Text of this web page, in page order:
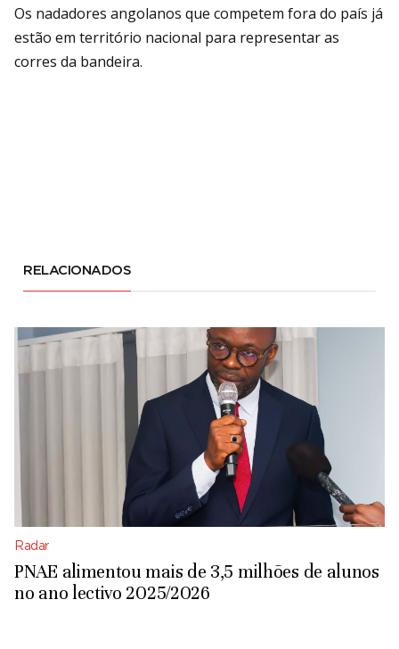
Os nadadores angolanos que competem fora do país já
estão em território nacional para representar as
corres da bandeira.
RELACIONADOS
Radar
PNAE alimentou mais de 3,5 milhões de alunos
no ano lectivo 2025/2026